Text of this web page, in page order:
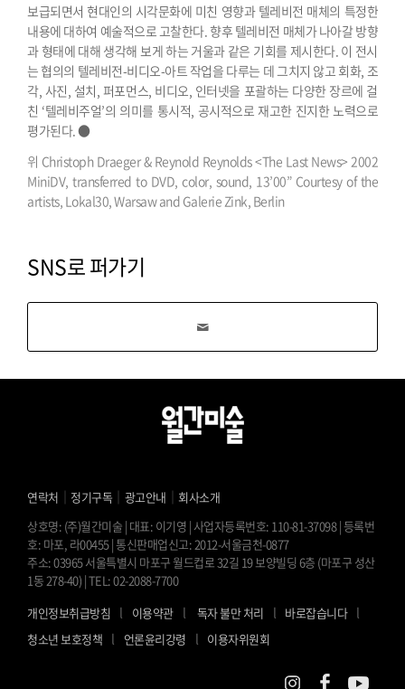
보급되면서 현대인의 시각문화에 미친 영향과 텔레비전 매체의 특정한
내용에 대하여 예술적으로 고찰한다. 향후 텔레비전 매체가 나아갈 방향
과 형태에 대해 생각해 보게 하는 거울과 같은 기회를 제시한다. 이 전시
는 협의의 텔레비전-비디오-아트 작업을 다루는 데 그치지 않고 회화, 조
각, 사진, 설치, 퍼포먼스, 비디오, 인터넷을 포괄하는 다양한 장르에 걸
친 ‘텔레비주얼’의 의미를 통시적, 공시적으로 재고한 진지한 노력으로
평가된다. ●
위 Christoph Draeger & Reynold Reynolds <The Last News> 2002
MiniDV, transferred to DVD, color, sound, 13’00” Courtesy of the
artists, Lokal30, Warsaw and Galerie Zink, Berlin
SNS로 퍼가기
연락처 정기구독 광고안내
회사소개
상호명: (주)월간미술 | 대표: 이기영 | 사업자등록번호: 110-81-37098 | 등록번
호: 마포, 라00455 | 통신판매업신고: 2012-서울금천-0877
주소: 03965 서울특별시 마포구 월드컵로 32길 19 보양빌딩 6층 (마포구 성산
1동 278-40) | TEL: 02-2088-7700
개인정보취급방침 l 이용약관 l 독자 불만 처리 l 바로잡습니다 l
청소년 보호정책 l 언론윤리강령 l 이용자위원회